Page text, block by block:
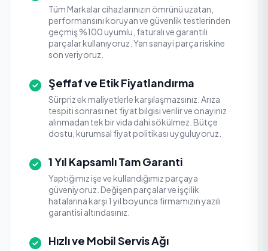
Tüm Markalar cihazlarınızın ömrünü uzatan,
performansını koruyan ve güvenlik testlerinden
geçmiş %100 uyumlu, faturalı ve garantili
parçalar kullanıyoruz. Yan sanayi parça riskine
son veriyoruz.
Şeffaf ve Etik Fiyatlandırma
Sürpriz ek maliyetlerle karşılaşmazsınız. Arıza
tespiti sonrası net fiyat bilgisi verilir ve onayınız
alınmadan tek bir vida dahi sökülmez. Bütçe
dostu, kurumsal fiyat politikası uyguluyoruz.
1 Yıl Kapsamlı Tam Garanti
Yaptığımız işe ve kullandığımız parçaya
güveniyoruz. Değişen parçalar ve işçilik
hatalarına karşı 1 yıl boyunca firmamızın yazılı
garantisi altındasınız.
Hızlı ve Mobil Servis Ağı